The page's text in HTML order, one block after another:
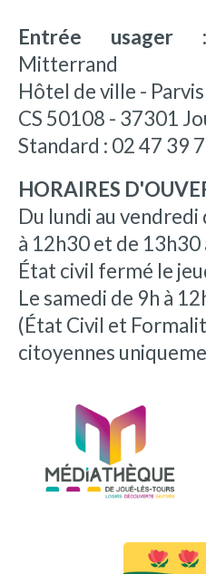
Entrée usager :
Mitterrand
Hôtel de ville -
CS 50108 - 37301
Standard : 02 47 39
HORAIRES
Du lundi au vendredi
à 12h30 et de 13h30
État civil fermé le
Le samedi de 9h à
(État Civil et
citoyennes